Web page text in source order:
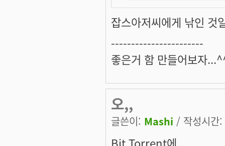
잡스아저씨에게 낚인 것
-----------------------
좋은거 함 만들어보자
오,,
글쓴이: Mashi / 작성시
Bit Torrent에,,